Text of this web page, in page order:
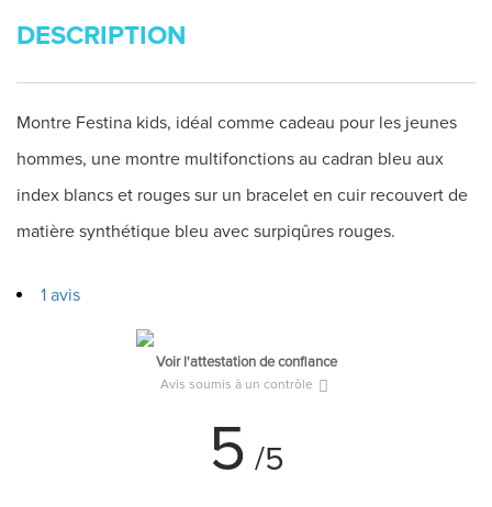
DESCRIPTION
Montre Festina kids, idéal comme cadeau pour les jeunes
hommes, une montre multifonctions au cadran bleu aux
index blancs et rouges sur un bracelet en cuir recouvert de
matière synthétique bleu avec surpiqûres rouges.
1 avis
Voir l'attestation de confiance
Avis soumis à un contrôle
5 /5